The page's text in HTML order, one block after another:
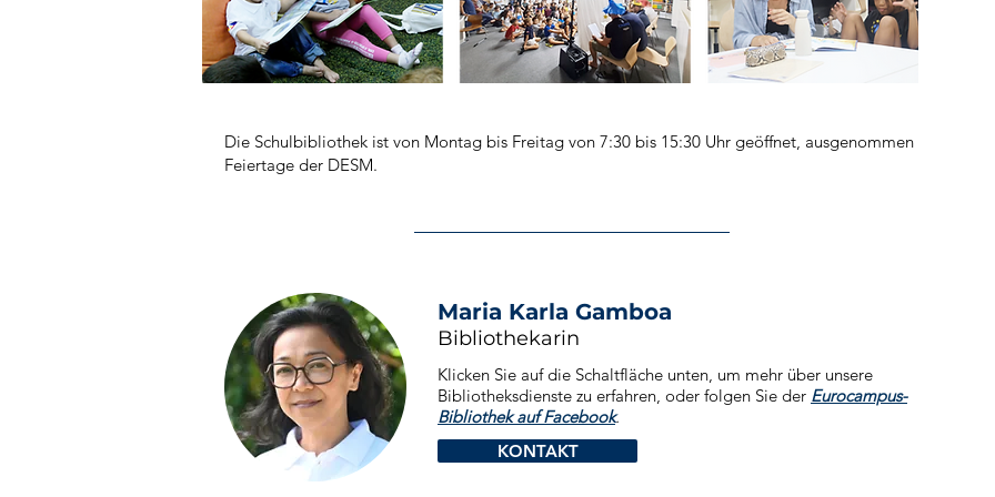
Die Schulbibliothek ist von Montag bis Freitag von 7:30 bis 15:30 Uhr geöffnet, ausgenommen
Feiertage der DESM.
Maria Karla Gamboa
Bibliothekarin
Klicken Sie auf die Schaltfläche unten, um mehr über unsere
Bibliotheksdienste zu erfahren, oder folgen Sie der Eurocampus-
Bibliothek auf Facebook.
KONTAKT